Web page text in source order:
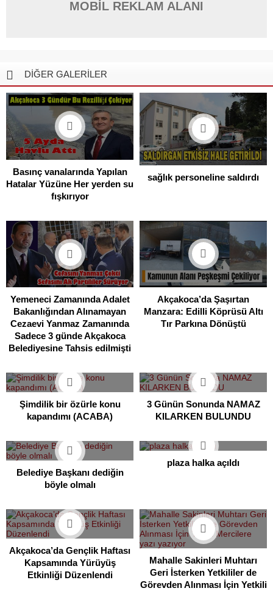
MOBİL REKLAM ALANI
DİĞER GALERİLER
Basınç vanalarında Yapılan
Hatalar Yüzüne Her yerden su
fışkırıyor
sağlık personeline saldırdı
Yemeneci Zamanında Adalet
Bakanlığından Alınamayan
Cezaevi Yanmaz Zamanında
Sadece 3 günde Akçakoca
Belediyesine Tahsis edilmişti
Akçakoca’da Şaşırtan
Manzara: Edilli Köprüsü Altı
Tır Parkına Dönüştü
Şimdilik bir özürle konu
kapandımı (ACABA)
3 Günün Sonunda NAMAZ
KILARKEN BULUNDU
Belediye Başkanı dediğin
böyle olmalı
plaza halka açıldı
Akçakoca’da Gençlik Haftası
Kapsamında Yürüyüş
Etkinliği Düzenlendi
Mahalle Sakinleri Muhtarı
Geri İsterken Yetkililer de
Görevden Alınması İçin Yetkili